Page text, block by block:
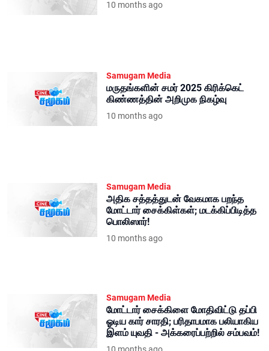
10 months ago
Samugam Media
மருதங்களின் சமர் 2025 கிரிக்கெட்
கிண்ணத்தின் அறிமுக நிகழ்வு
10 months ago
Samugam Media
அதிக சத்தத்துடன் வேகமாக பறந்த
மோட்டார் சைக்கிள்கள்; மடக்கிப்பிடித்த
பொலிஸார்!
10 months ago
Samugam Media
மோட்டார் சைக்கிளை மோதிவிட்டு தப்பி
ஓடிய கார் சாரதி; பரிதாபமாக பலியாகிய
இளம் யுவதி - அக்கரைப்பற்றில் சம்பவம்!
10 months ago